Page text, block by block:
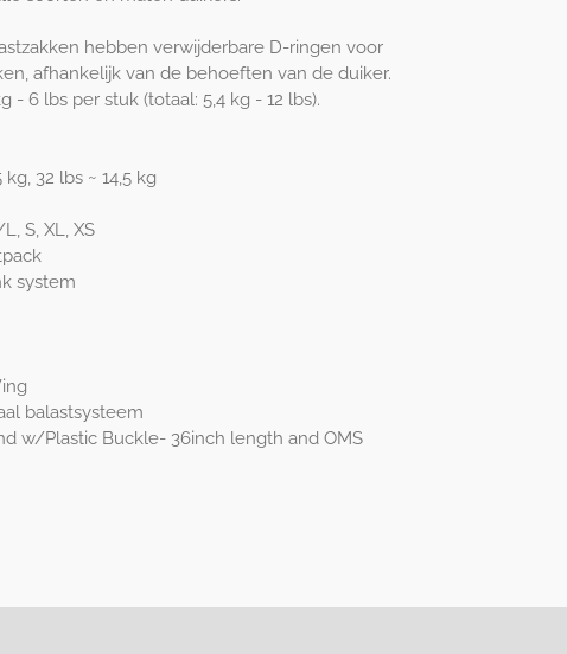
hebben verwijderbare D-ringen voor
afhankelijk van de behoeften van de duiker.
- 6 lbs per stuk (totaal: 5,4 kg - 12 lbs).
32 lbs ~ 14,5 kg
S, XL, XS
system
balastsysteem
w/Plastic Buckle- 36inch length and OMS